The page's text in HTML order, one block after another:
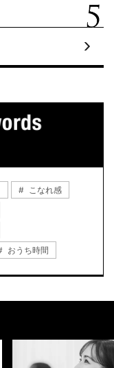
こなれ感
おうち時間